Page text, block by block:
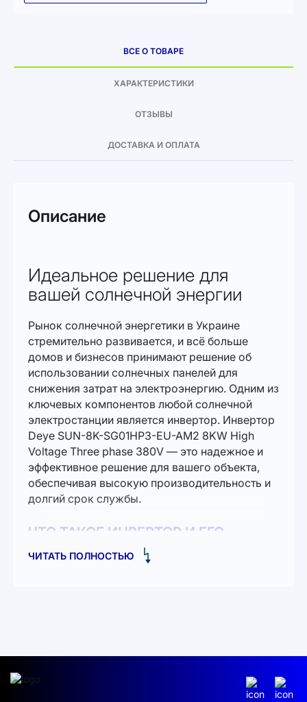
ВСЕ О ТОВАРЕ
ХАРАКТЕРИСТИКИ
ОТЗЫВЫ
ДОСТАВКА И ОПЛАТА
Описание
Идеальное решение для
вашей солнечной энергии
Рынок солнечной энергетики в Украине
стремительно развивается, и всё больше
домов и бизнесов принимают решение об
использовании солнечных панелей для
снижения затрат на электроэнергию. Одним из
ключевых компонентов любой солнечной
электростанции является инвертор. Инвертор
Deye SUN-8K-SG01HP3-EU-AM2 8KW High
Voltage Three phase 380V — это надежное и
эффективное решение для вашего объекта,
обеспечивая высокую производительность и
долгий срок службы.
ЧТО ТАКОЕ ИНВЕРТОР И ЕГО
ВАЖНОСТЬ
всего солнечного комплекса.
ЧИТАТЬ ПОЛНОСТЬЮ